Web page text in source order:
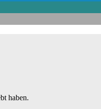
haben.